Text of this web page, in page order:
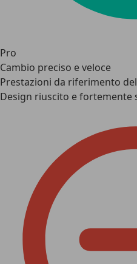
Pro
Cambio preciso e veloce
Prestazioni da riferimento
Design riuscito e fortemente